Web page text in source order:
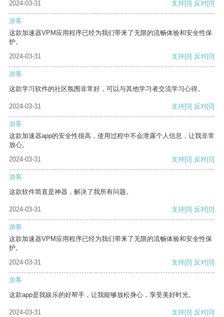
2024-03-31 支持[0] 反对[0]
游客
这款加速器VPM应用程序已经为我们带来了无限的流畅体验和安全性保
护。
2024-03-31
支持[0] 反对[0]
游客
这款学习软件的社区氛围非常好，可以与其他学习者交流学习心得。
2024-03-31 支持[0] 反对[0]
游客
这款加速器app的安全性很高，使用过程中不会泄露个人信息，让我非常
放心。
2024-03-31
支持[0] 反对[0]
游客
这款软件简直是神器，解决了我所有问题。
2024-03-31 支持[0] 反对[0]
游客
这款加速器VPM应用程序已经为我们带来了无限的流畅体验和安全性保
护。
2024-03-31
支持[0] 反对[0]
游客
这款app是我娱乐的好帮手，让我能够放松身心，享受美好时光。
2024-03-31 支持[0] 反对[0]